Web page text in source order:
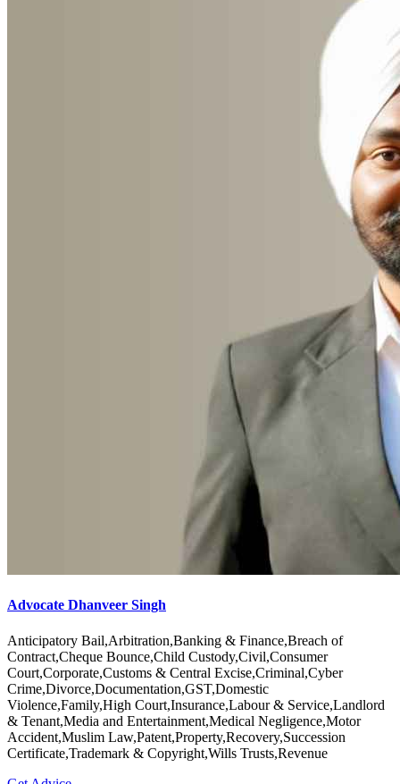
Advocate Dhanveer Singh
Anticipatory Bail,Arbitration,Banking & Finance,Breach of
Contract,Cheque Bounce,Child Custody,Civil,Consumer
Court,Corporate,Customs & Central Excise,Criminal,Cyber
Crime,Divorce,Documentation,GST,Domestic
Violence,Family,High Court,Insurance,Labour & Service,Landlord
& Tenant,Media and Entertainment,Medical Negligence,Motor
Accident,Muslim Law,Patent,Property,Recovery,Succession
Certificate,Trademark & Copyright,Wills Trusts,Revenue